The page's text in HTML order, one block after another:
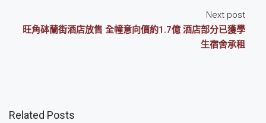
Next post
旺角砵蘭街酒店放售 全幢意向價約1.7億 酒店部分已獲學
生宿舍承租
Related Posts